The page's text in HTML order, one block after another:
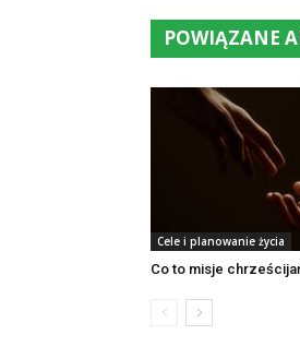
POWIĄZANE
Cele i planowanie życia
Co to misje